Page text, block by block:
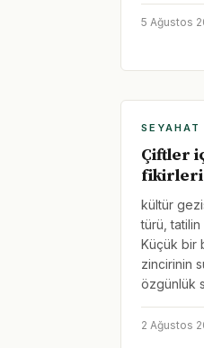
5 Ağustos
Çiftler
fikirleri
kültür
türü, tatilin
Küçük bir
zincirinin
özgünlük
2 Ağustos